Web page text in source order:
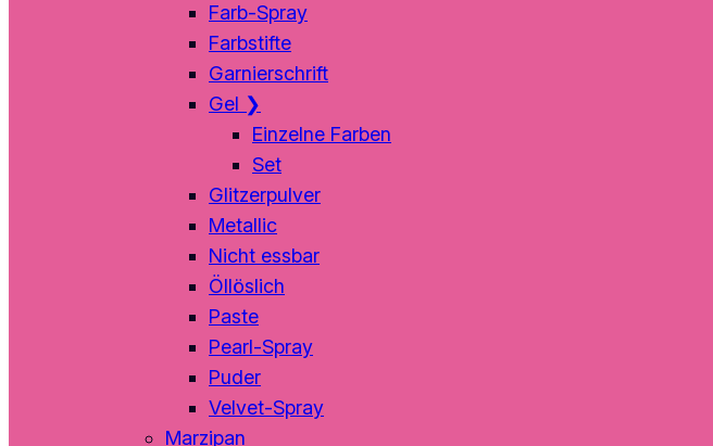
Farb-Spray
Farbstifte
Garnierschrift
Gel ❯
Einzelne Farben
Set
Glitzerpulver
Metallic
Nicht essbar
Öllöslich
Paste
Pearl-Spray
Puder
Velvet-Spray
Marzipan